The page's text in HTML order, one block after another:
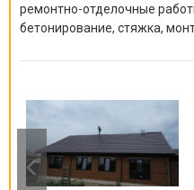
ремонтно-отделочные
бетонирование, стяжка,
другое.